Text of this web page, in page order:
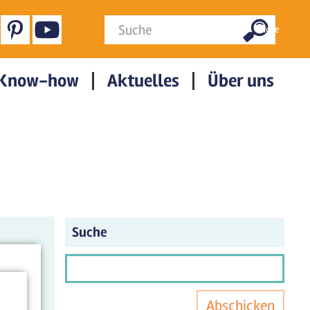
Suchformular Suche
how Aktuelles Über uns
Suche
Abschicken